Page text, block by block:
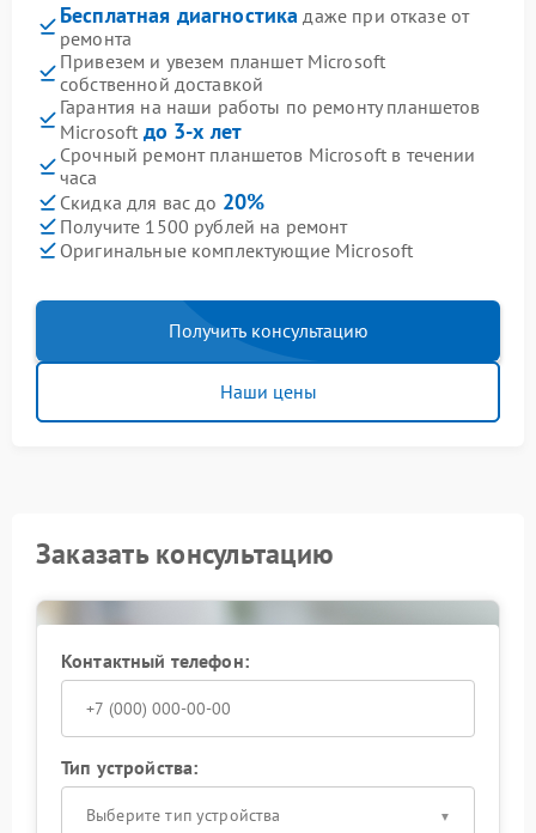
Бесплатная диагностика даже при отказе от
ремонта
Привезем и увезем планшет Microsoft
собственной доставкой
Гарантия на наши работы по ремонту планшетов
Microsoft до 3-х лет
Срочный ремонт планшетов Microsoft в течении
часа
Скидка для вас до 20%
Получите 1500 рублей на ремонт
Оригинальные комплектующие Microsoft
Получить консультацию
Наши цены
Заказать консультацию
Контактный телефон:
Тип устройства:
Выберите тип устройства